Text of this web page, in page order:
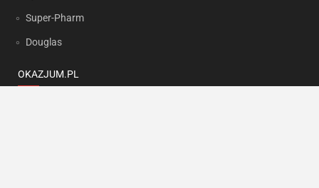
Super-Pharm
Douglas
OKAZJUM.PL